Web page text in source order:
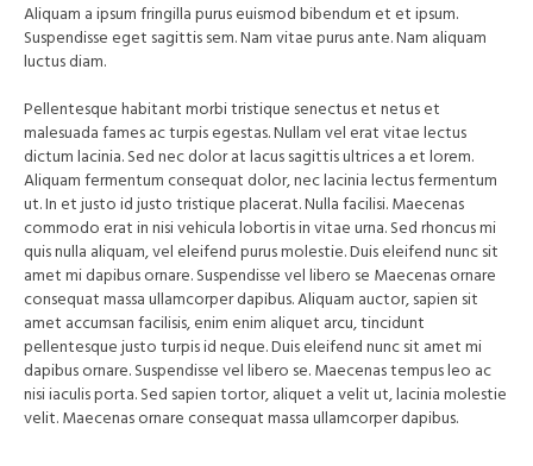
Aliquam a ipsum fringilla purus euismod bibendum et et ipsum.
Suspendisse eget sagittis sem. Nam vitae purus ante. Nam aliquam
luctus diam.
Pellentesque habitant morbi tristique senectus et netus et
malesuada fames ac turpis egestas. Nullam vel erat vitae lectus
dictum lacinia. Sed nec dolor at lacus sagittis ultrices a et lorem.
Aliquam fermentum consequat dolor, nec lacinia lectus fermentum
ut. In et justo id justo tristique placerat. Nulla facilisi. Maecenas
commodo erat in nisi vehicula lobortis in vitae urna. Sed rhoncus mi
quis nulla aliquam, vel eleifend purus molestie. Duis eleifend nunc sit
amet mi dapibus ornare. Suspendisse vel libero se Maecenas ornare
consequat massa ullamcorper dapibus. Aliquam auctor, sapien sit
amet accumsan facilisis, enim enim aliquet arcu, tincidunt
pellentesque justo turpis id neque. Duis eleifend nunc sit amet mi
dapibus ornare. Suspendisse vel libero se. Maecenas tempus leo ac
nisi iaculis porta. Sed sapien tortor, aliquet a velit ut, lacinia molestie
velit. Maecenas ornare consequat massa ullamcorper dapibus.